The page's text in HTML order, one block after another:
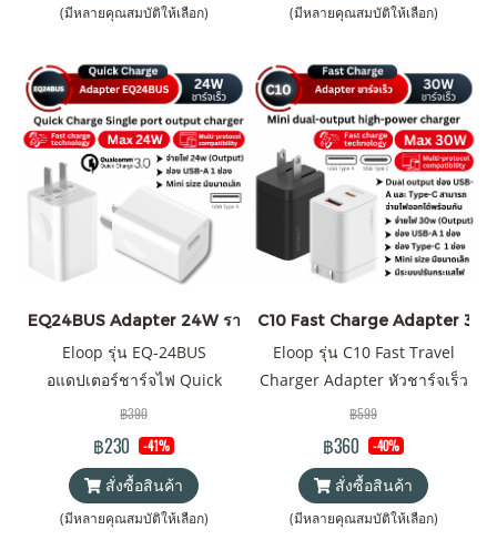
(มีหลายคุณสมบัติให้เลือก) (มีหลายคุณสมบัติให้เลือก)
EQ24BUS Adapter 24W ราคาส่ง 20 ชิ้น +
Eloop รุ่น EQ-24BUS
อแดปเตอร์ชาร์จไฟ Quick
Charge 3.0 24W Wall
Charger Adapter
฿390
฿230 -41%
สั่งซื้อสินค้า
(มีหลายคุณสมบัติให้เลือก)
C10 Fast Charge Adapter
Eloop รุ่น C10 Fast Travel
Charger Adapter หัวชาร์จเร็ว
PD 30W Quick Charge 3.0
Wall Charger Adapter
฿599
฿360 -40%
สั่งซื้อสินค้า
(มีหลายคุณสมบัติให้เลือก)